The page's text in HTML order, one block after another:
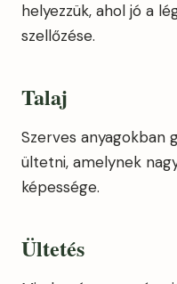
helyezzük, ahol jó a
szellőzése.
Talaj
Szerves anyagokban
ültetni, amelynek
képessége.
Ültetés